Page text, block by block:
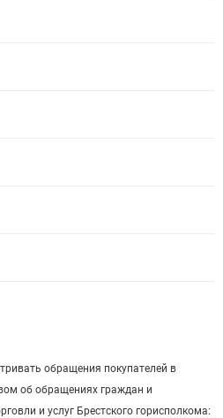
обращения покупателей в
об обращениях граждан и
и услуг Брестского горисполкома: